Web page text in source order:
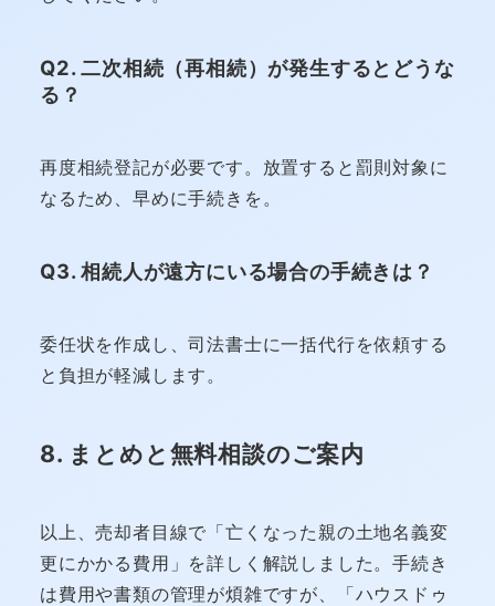
Q2. 二次相続（再相続）が発生するとどうな
る？
再度相続登記が必要です。放置すると罰則対象に
なるため、早めに手続きを。
Q3. 相続人が遠方にいる場合の手続きは？
委任状を作成し、司法書士に一括代行を依頼する
と負担が軽減します。
8. まとめと無料相談のご案内
以上、売却者目線で「亡くなった親の土地名義変
更にかかる費用」を詳しく解説しました。手続き
は費用や書類の管理が煩雑ですが、「ハウスドゥ